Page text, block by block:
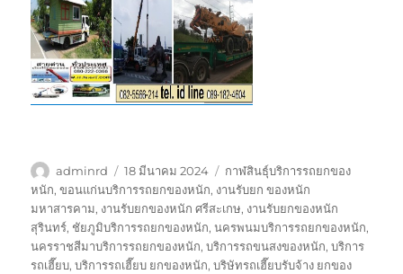
ผู้
เขียน
adminrd
เขียน
เมื่อ
18 มีนาคม 2024
ป้าย
กำกับ
กาฬสินธุ์บริการรถยกของ
หนัก,ขอนแก่นบริการรถยกของหนัก, งานรับยก ของหนัก
มหาสารคาม, งานรับยกของหนัก ศรีสะเกษ, งานรับยกของหนัก
สุรินทร์, ชัยภูมิบริการรถยกของหนัก,นครพนมบริการรถยกของหนัก,
นครราชสีมาบริการรถยกของหนัก,บริการรถขนสงของหนัก,บริการ
รถเฮี๊ยบ,บริการรถเฮี๊ยบ ยกของหนัก,บริษัทรถเฮี๊ยบรับจ้าง ยกของ